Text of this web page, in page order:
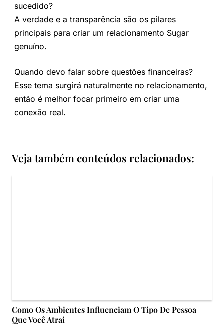
sucedido?
A verdade e a transparência são os pilares
principais para criar um relacionamento Sugar
genuíno.
Quando devo falar sobre questões financeiras?
Esse tema surgirá naturalmente no relacionamento,
então é melhor focar primeiro em criar uma
conexão real.
Veja também conteúdos relacionados:
Como Os Ambientes Influenciam O Tipo De Pessoa
Que Você Atrai